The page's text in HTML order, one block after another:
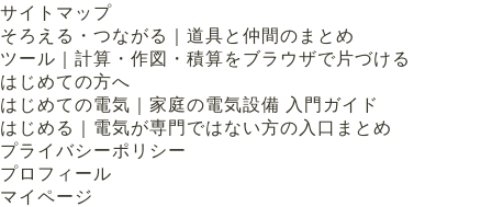
サイトマップ
そろえる・つながる｜道具と仲間のまとめ
ツール｜計算・作図・積算をブラウザで片づける
はじめての方へ
はじめての電気｜家庭の電気設備 入門ガイド
はじめる｜電気が専門ではない方の入口まとめ
プライバシーポリシー
プロフィール
マイページ